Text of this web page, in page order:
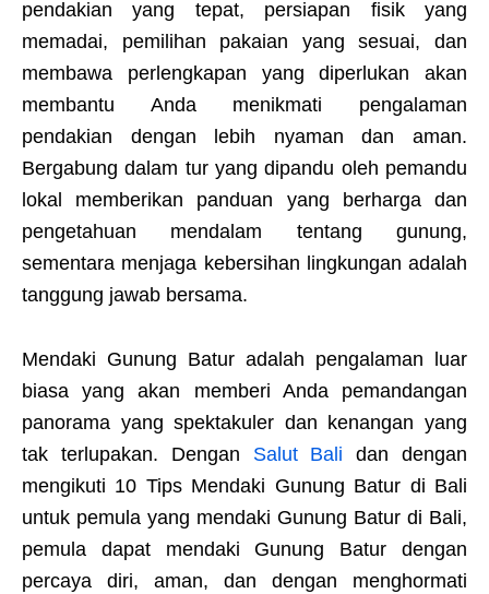
pendakian yang tepat, persiapan fisik yang
memadai, pemilihan pakaian yang sesuai, dan
membawa perlengkapan yang diperlukan akan
membantu Anda menikmati pengalaman
pendakian dengan lebih nyaman dan aman.
Bergabung dalam tur yang dipandu oleh pemandu
lokal memberikan panduan yang berharga dan
pengetahuan mendalam tentang gunung,
sementara menjaga kebersihan lingkungan adalah
tanggung jawab bersama.
Mendaki Gunung Batur adalah pengalaman luar
biasa yang akan memberi Anda pemandangan
panorama yang spektakuler dan kenangan yang
tak terlupakan. Dengan Salut Bali dan dengan
mengikuti 10 Tips Mendaki Gunung Batur di Bali
untuk pemula yang mendaki Gunung Batur di Bali,
pemula dapat mendaki Gunung Batur dengan
percaya diri, aman, dan dengan menghormati